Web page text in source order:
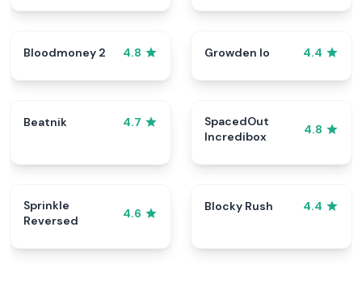
Bloodmoney 2 4.8 Growden Io 4.4
Beatnik 4.7
SpacedOut
Incredibox
4.8
Sprinkle
Reversed
4.6
Blocky Rush 4.4